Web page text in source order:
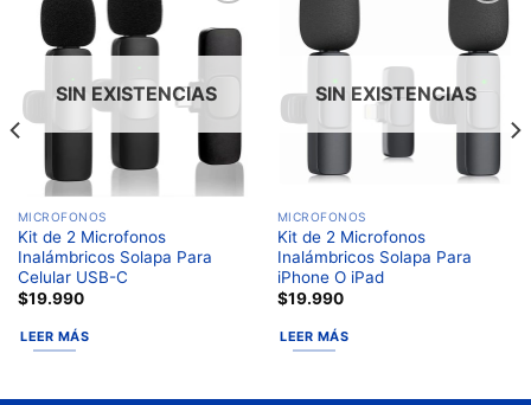
a la
lista de
SIN EXISTENCIAS
MICROFONOS
Kit de 2 Microfonos
Inalámbricos Solapa Para
Celular USB-C
$19.990
LEER MÁS
lista de
SIN EXISTENCIAS
MICROFONOS
Kit de 2 Microfonos
Inalámbricos Solapa Para
iPhone O iPad
$19.990
LEER MÁS